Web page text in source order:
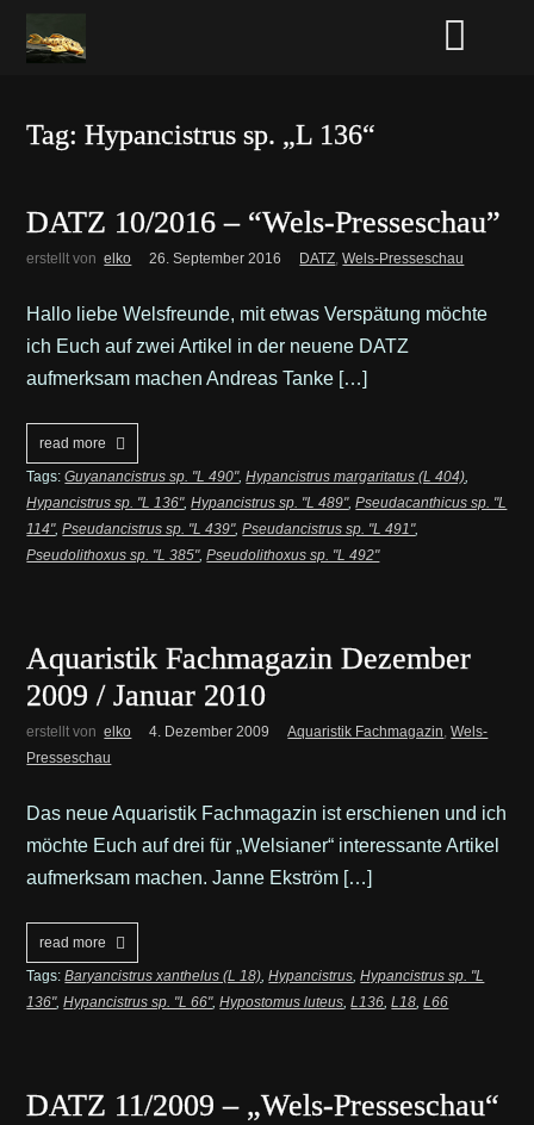
Tag: Hypancistrus sp. „L 136“
DATZ 10/2016 – “Wels-Presseschau”
erstellt von elko 26. September 2016 DATZ,Wels-Presseschau
Hallo liebe Welsfreunde, mit etwas Verspätung möchte
ich Euch auf zwei Artikel in der neuene DATZ
aufmerksam machen Andreas Tanke […]
read more
Tags:Guyanancistrus sp. "L 490",Hypancistrus margaritatus (L 404),
Hypancistrus sp. "L 136",Hypancistrus sp. "L 489",Pseudacanthicus sp. "L
114",Pseudancistrus sp. "L 439",Pseudancistrus sp. "L 491",
Pseudolithoxus sp. "L 385",Pseudolithoxus sp. "L 492"
Aquaristik Fachmagazin Dezember
2009 / Januar 2010
erstellt von elko 4. Dezember 2009 Aquaristik Fachmagazin,Wels-
Presseschau
Das neue Aquaristik Fachmagazin ist erschienen und ich
möchte Euch auf drei für „Welsianer“ interessante Artikel
aufmerksam machen. Janne Ekström […]
read more
Tags:Baryancistrus xanthelus (L 18),Hypancistrus,Hypancistrus sp. "L
136",Hypancistrus sp. "L 66",Hypostomus luteus,L136,L18,L66
DATZ 11/2009 – „Wels-Presseschau“